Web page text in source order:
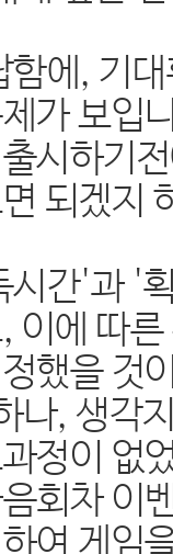
에 , 기
가 보입
시하기
되겠지
시간'과'
, 이에 따
했을 것
나, 생각
정이 없
회차 이
여 게임